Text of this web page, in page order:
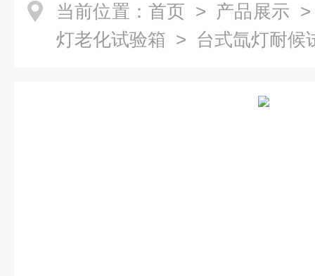
当前位置： 首页 > 产品展示
灯老化试验箱 > 台式氙灯耐候